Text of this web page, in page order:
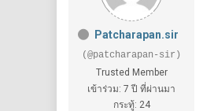
Patcharapan.sir
(@patcharapan-sir)
Trusted Member
เข้าร่วม: 7 ปี ที่ผ่านมา
กระทู้: 24